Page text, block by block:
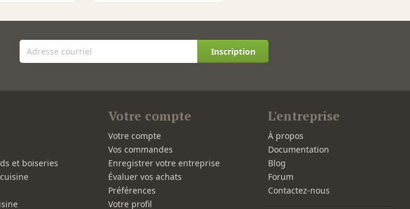
Inscription
et boiseries
Votre compte
Votre compte
Vos commandes
Enregistrer votre entreprise
Évaluer vos achats
Préférences
Votre profil
L'entreprise
À propos
Documentation
Blog
Forum
Contactez-nous